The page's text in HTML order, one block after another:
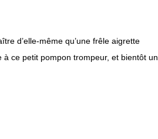
d’elle-même qu’une frêle aigrette
à ce petit pompon trompeur, et bientôt un